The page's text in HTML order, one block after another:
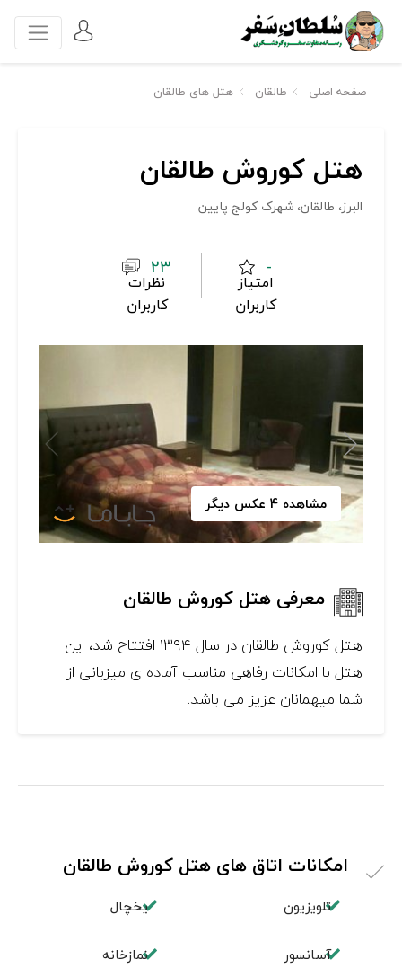
صفحه اصلی طالقان هتل های طالقان
هتل کوروش طالقان
البرز، طالقان، شهرک کولج پایین
-
امتیاز
کاربران
23
نظرات
کاربران
مشاهده 4 عکس دیگر
معرفی هتل کوروش طالقان
هتل کوروش طالقان در سال ۱۳۹۴ افتتاح شد، این
هتل با امکانات رفاهی مناسب آماده ی میزبانی از
شما میهمانان عزیز می باشد.
امکانات اتاق های هتل کوروش طالقان
تلویزیون یخچال
آسانسور نمازخانه